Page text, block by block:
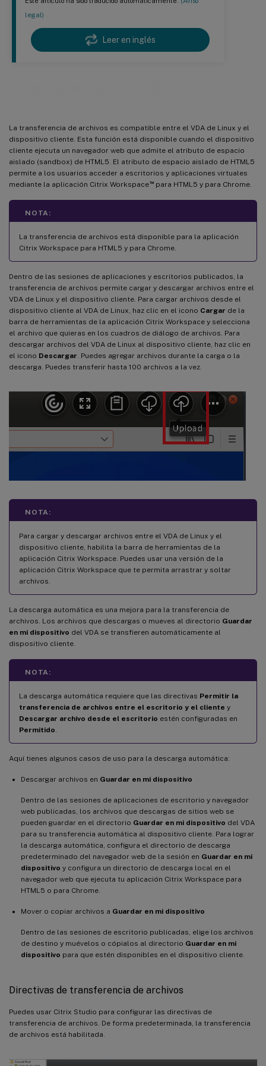
legal)
Leer en inglés
La transferencia de archivos es compatible entre el VDA de Linux y el
dispositivo cliente. Esta función está disponible cuando el dispositivo
cliente ejecuta un navegador web que admite el atributo de espacio
aislado (sandbox) de HTML5. El atributo de espacio aislado de HTML5
permite a los usuarios acceder a escritorios y aplicaciones virtuales
mediante la aplicación Citrix Workspace™para HTML5 y para Chrome.
NOTA:
La transferencia de archivos está disponible para la aplicación
Citrix Workspace para HTML5 y para Chrome.
Dentro de las sesiones de aplicaciones y escritorios publicados, la
transferencia de archivos permite cargar y descargar archivos entre el
VDA de Linux y el dispositivo cliente. Para cargar archivos desde el
dispositivo cliente al VDA de Linux, haz clic en el icono Cargar de la
barra de herramientas de la aplicación Citrix Workspace y selecciona
el archivo que quieras en los cuadros de diálogo de archivos. Para
descargar archivos del VDA de Linux al dispositivo cliente, haz clic en
el icono Descargar . Puedes agregar archivos durante la carga o la
descarga. Puedes transferir hasta 100 archivos a la vez.
NOTA:
Para cargar y descargar archivos entre el VDA de Linux y el
dispositivo cliente, habilita la barra de herramientas de la
aplicación Citrix Workspace. Puedes usar una versión de la
aplicación Citrix Workspace que te permita arrastrar y soltar
archivos.
La descarga automática es una mejora para la transferencia de
archivos. Los archivos que descargas o mueves al directorio Guardar
en mi dispositivo del VDA se transfieren automáticamente al
dispositivo cliente.
NOTA:
La descarga automática requiere que las directivas Permitir la
transferencia de archivos entre el escritorio y el cliente y
Descargar archivo desde el escritorio estén configuradas en
Permitido
Aquí tienes algunos casos de uso para la descarga automática:
Descargar archivos en Guardar en mi dispositivo
Dentro de las sesiones de aplicaciones de escritorio y navegador
web publicadas, los archivos que descargas de sitios web se
pueden guardar en el directorio Guardar en mi dispositivo del VDA
para su transferencia automática al dispositivo cliente. Para lograr
la descarga automática, configura el directorio de descarga
predeterminado del navegador web de la sesión en Guardar en mi
dispositivo y configura un directorio de descarga local en el
navegador web que ejecuta tu aplicación Citrix Workspace para
HTML5 o para Chrome.
Mover o copiar archivos a Guardar en mi dispositivo
Dentro de las sesiones de escritorio publicadas, elige los archivos
de destino y muévelos o cópialos al directorio Guardar en mi
dispositivo para que estén disponibles en el dispositivo cliente.
Directivas de transferencia de archivos
Puedes usar Citrix Studio para configurar las directivas de
transferencia de archivos. De forma predeterminada, la transferencia
de archivos está habilitada.